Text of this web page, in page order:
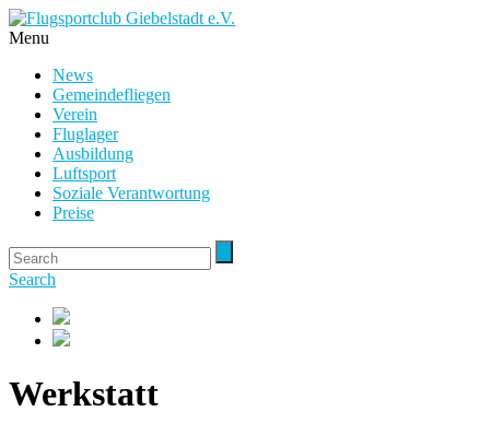
Menu
News
Gemeindefliegen
Verein
Fluglager
Ausbildung
Luftsport
Soziale Verantwortung
Preise
Search
Werkstatt